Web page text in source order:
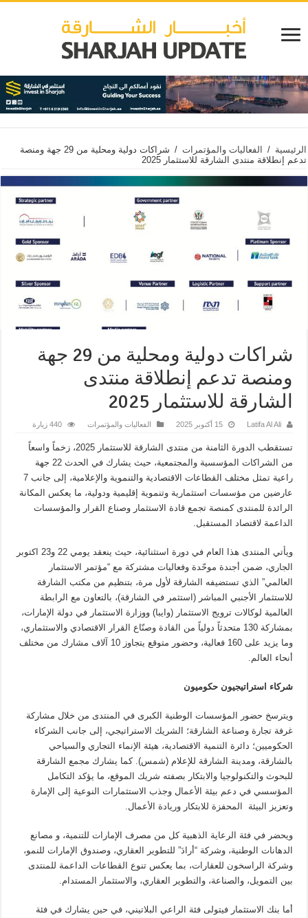
الرئيسية / الفعاليات والمؤتمرات /
شراكات دولية ومحلية من 29 جهة ومنصة
تدعم إنطلاقة منتدى الشارقة للاستثمار 2025
شراكات دولية ومحلية من 29 جهة
ومنصة تدعم إنطلاقة منتدى
الشارقة للاستثمار 2025
Latifa Al Ali 15 أكتوبر 2025 الفعاليات والمؤتمرات 440 زيارة
تستقطب الدورة الثامنة من منتدى الشارقة للاستثمار 2025، زخماً واسعاً
من الشراكات المؤسسية والمجتمعية، حيث يشارك في الحدث 22 جهة
راعية تمثل مختلف القطاعات الاقتصادية والتنموية والإعلامية، إلى جانب 7
عارضين من مؤسسات استثمارية وتنموية إقليمية ودولية، ما يعكس المكانة
الرائدة للمنتدى كمنصة تجمع قادة الاستثمار وصناع القرار والمؤسسات
الداعمة لاقتصاد المستقبل.
ويأتي المنتدى هذا العام في دورة استثنائية، حيث ينعقد يومي 22 و23 اكتوبر
الجاري، ضمن أجندة موحّدة وفعاليات مشتركة مع “مؤتمر الاستثمار
العالمي” الذي تستضيفه الشارقة لأول مرة، بتنظيم من مكتب الشارقة
للاستثمار الأجنبي المباشر (استثمر في الشارقة)، بالتعاون مع الرابطة
العالمية لوكالات ترويج الاستثمار (وايبا) ووزارة الاستثمار في دولة الإمارات،
بمشاركة 130 متحدثاً دولياً من القادة وصنّاع القرار الاقتصادي والاستثماري،
وما يزيد على 160 فعالية، وحضور متوقع يتجاوز 10 آلاف مشارك من مختلف
أنحاء العالم.
شركاء استراتيجيون حكوميون
ويترسخ حضور المؤسسات الوطنية الكبرى في المنتدى من خلال مشاركة
غرفة تجارة وصناعة الشارقة؛ الشريك الاستراتيجي، إلى جانب الشركاء
الحكوميين؛ دائرة التنمية الاقتصادية، هيئة الإنماء التجاري والسياحي
بالشارقة، ومدينة الشارقة للإعلام (شمس). كما يشارك مجمع الشارقة
للبحوث والتكنولوجيا والابتكار بصفته شريك الموقع، ما يؤكد التكامل
المؤسسي في دعم بيئة الأعمال وجذب الاستثمارات النوعية إلى الإمارة
وتعزيز البيئة المحفزة للابتكار وريادة الأعمال.
ويحضر في فئة الرعاية الذهبية كل من مصرف الإمارات للتنمية، و مصانع
الدهانات الوطنية، وشركة “أرادَ” للتطوير العقاري، وصندوق الإمارات للنمو،
وشركة الراسخون للعقارات، بما يعكس تنوع القطاعات الداعمة للمنتدى
بين التمويل، والصناعة، والتطوير العقاري، والاستثمار المستدام.
أما بنك الاستثمار فيتولى فئة الراعي البلاتيني، في حين يشارك في فئة